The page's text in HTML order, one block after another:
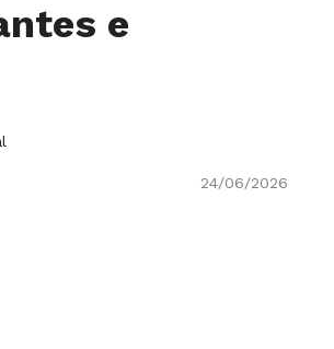
e
24/06/2026